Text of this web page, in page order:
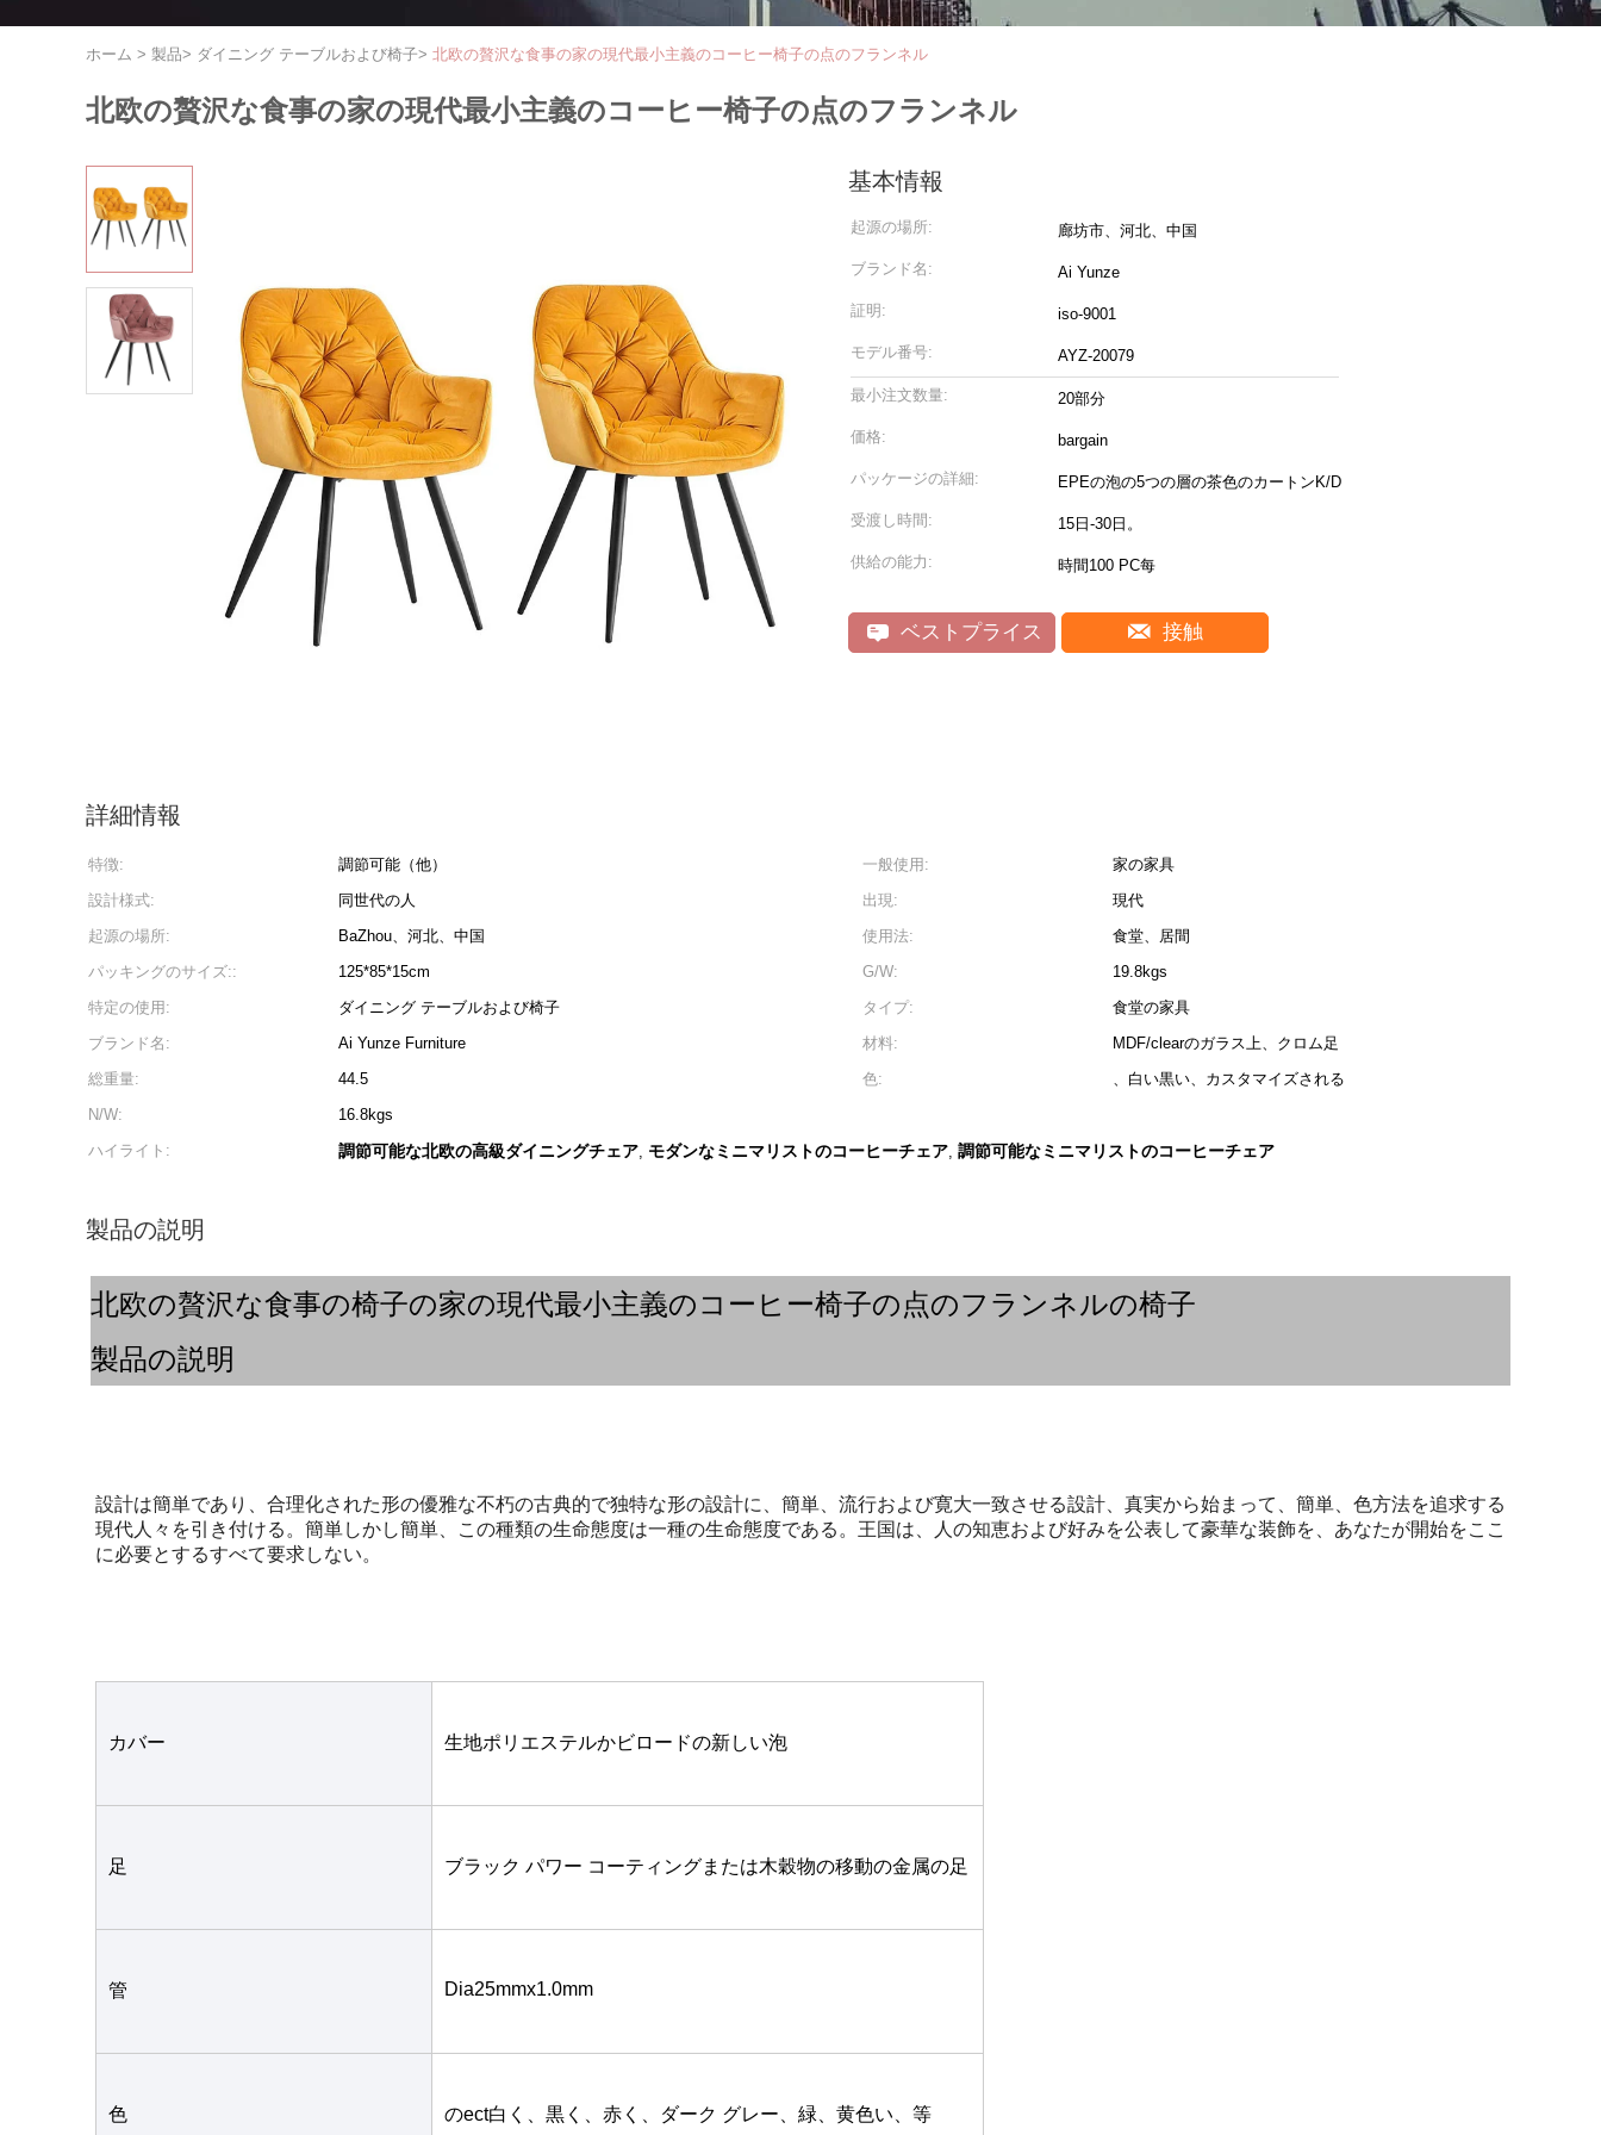
ホーム > 製品> ダイニング テーブルおよび椅子> 北欧の贅沢な食事の家の現代最小主義のコーヒー椅子の点のフランネル
北欧の贅沢な食事の家の現代最小主義のコーヒー椅子の点のフランネル
基本情報
起源の場所: 廊坊市、河北、中国
ブランド名: Ai Yunze
証明: iso-9001
モデル番号: AYZ-20079
最小注文数量: 20部分
価格: bargain
パッケージの詳細: EPEの泡の5つの層の茶色のカートンK/D
受渡し時間: 15日-30日。
供給の能力: 時間100 PC每
ベストプライス 接触
詳細情報
特徴: 調節可能（他） 一般使用:
家の家具
設計様式:
同世代の人 出現:
現代
起源の場所:
BaZhou、河北、中国 使用法:
食堂、居間
パッキングのサイズ::
125*85*15cm G/W:
19.8kgs
特定の使用:
ダイニング テーブルおよび椅子 タイプ:
食堂の家具
ブランド名:
Ai Yunze Furniture 材料:
MDF/clearのガラス上、クロム足
総重量:
44.5 色:
、白い黒い、カスタマイズされる
N/W:
16.8kgs
ハイライト:
調節可能な北欧の高級ダイニングチェア, モダンなミニマリストのコーヒーチェア, 調節可能なミニマリストのコーヒーチェア
製品の説明
北欧の贅沢な食事の椅子の家の現代最小主義のコーヒー椅子の点のフランネルの椅子
製品の説明
設計は簡単であり、合理化された形の優雅な不朽の古典的で独特な形の設計に、簡単、流行および寛大一致させる設計、真実から始まって、簡単、色方法を追求する
現代人々を引き付ける。簡単しかし簡単、この種類の生命態度は一種の生命態度である。王国は、人の知恵および好みを公表して豪華な装飾を、あなたが開始をここ
に必要とするすべて要求しない。
カバー 生地ポリエステルかビロードの新しい泡
足 ブラック パワー コーティングまたは木穀物の移動の金属の足
管 Dia25mmx1.0mm
色 のect白く、黒く、赤く、ダーク グレー、緑、黄色い、等